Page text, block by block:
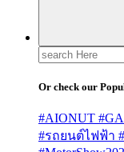
Search
for:
Or check our
#AIONUT
#รถยนต์ไฟฟ้า